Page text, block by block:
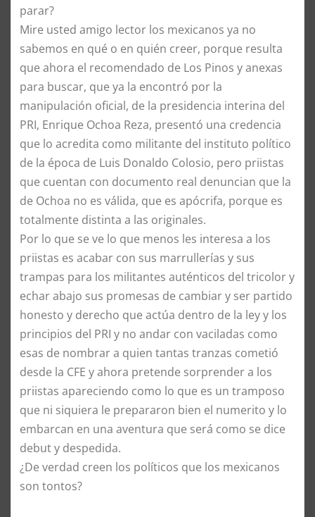
parar?
Mire usted amigo lector los mexicanos ya no
sabemos en qué o en quién creer, porque resulta
que ahora el recomendado de Los Pinos y anexas
para buscar, que ya la encontró por la
manipulación oficial, de la presidencia interina del
PRI, Enrique Ochoa Reza, presentó una credencia
que lo acredita como militante del instituto político
de la época de Luis Donaldo Colosio, pero priistas
que cuentan con documento real denuncian que la
de Ochoa no es válida, que es apócrifa, porque es
totalmente distinta a las originales.
Por lo que se ve lo que menos les interesa a los
priistas es acabar con sus marrullerías y sus
trampas para los militantes auténticos del tricolor y
echar abajo sus promesas de cambiar y ser partido
honesto y derecho que actúa dentro de la ley y los
principios del PRI y no andar con vaciladas como
esas de nombrar a quien tantas tranzas cometió
desde la CFE y ahora pretende sorprender a los
priistas apareciendo como lo que es un tramposo
que ni siquiera le prepararon bien el numerito y lo
embarcan en una aventura que será como se dice
debut y despedida.
¿De verdad creen los políticos que los mexicanos
son tontos?